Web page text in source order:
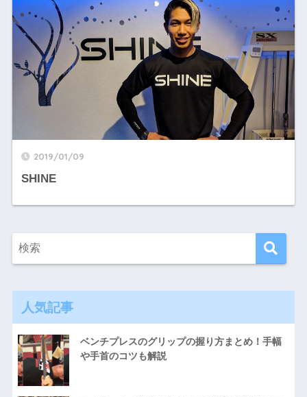
2019/01/09
SHINE
人気記事
ベンチプレスのグリップの握り方まとめ！手幅
や手首のコツも解説